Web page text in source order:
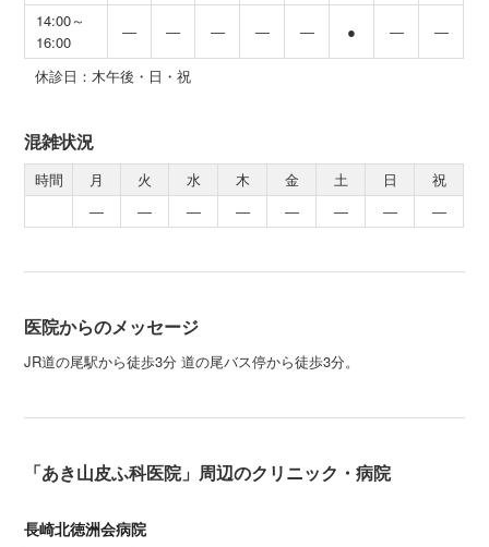
14:00～
16:00
― ― ― ― ― ● ― ―
休診日：木午後・日・祝
混雑状況
時間 月 火 水 木 金 土 日
祝
―
― ― ― ― ― ― ―
医院からのメッセージ
JR道の尾駅から徒歩3分 道の尾バス停から徒歩3分。
「あき山皮ふ科医院」周辺のクリニック・病院
長崎北徳洲会病院